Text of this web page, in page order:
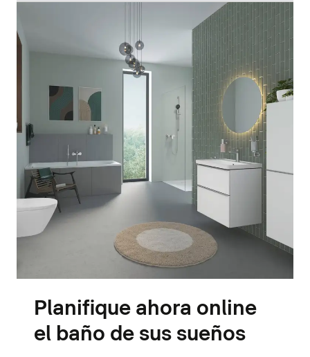
Planifique ahora online
el baño de sus sueños